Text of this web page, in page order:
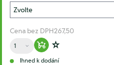
Cena bez DPH267,50
Množství
Warenkorb
Zur Wunschliste
Ihned k dodání